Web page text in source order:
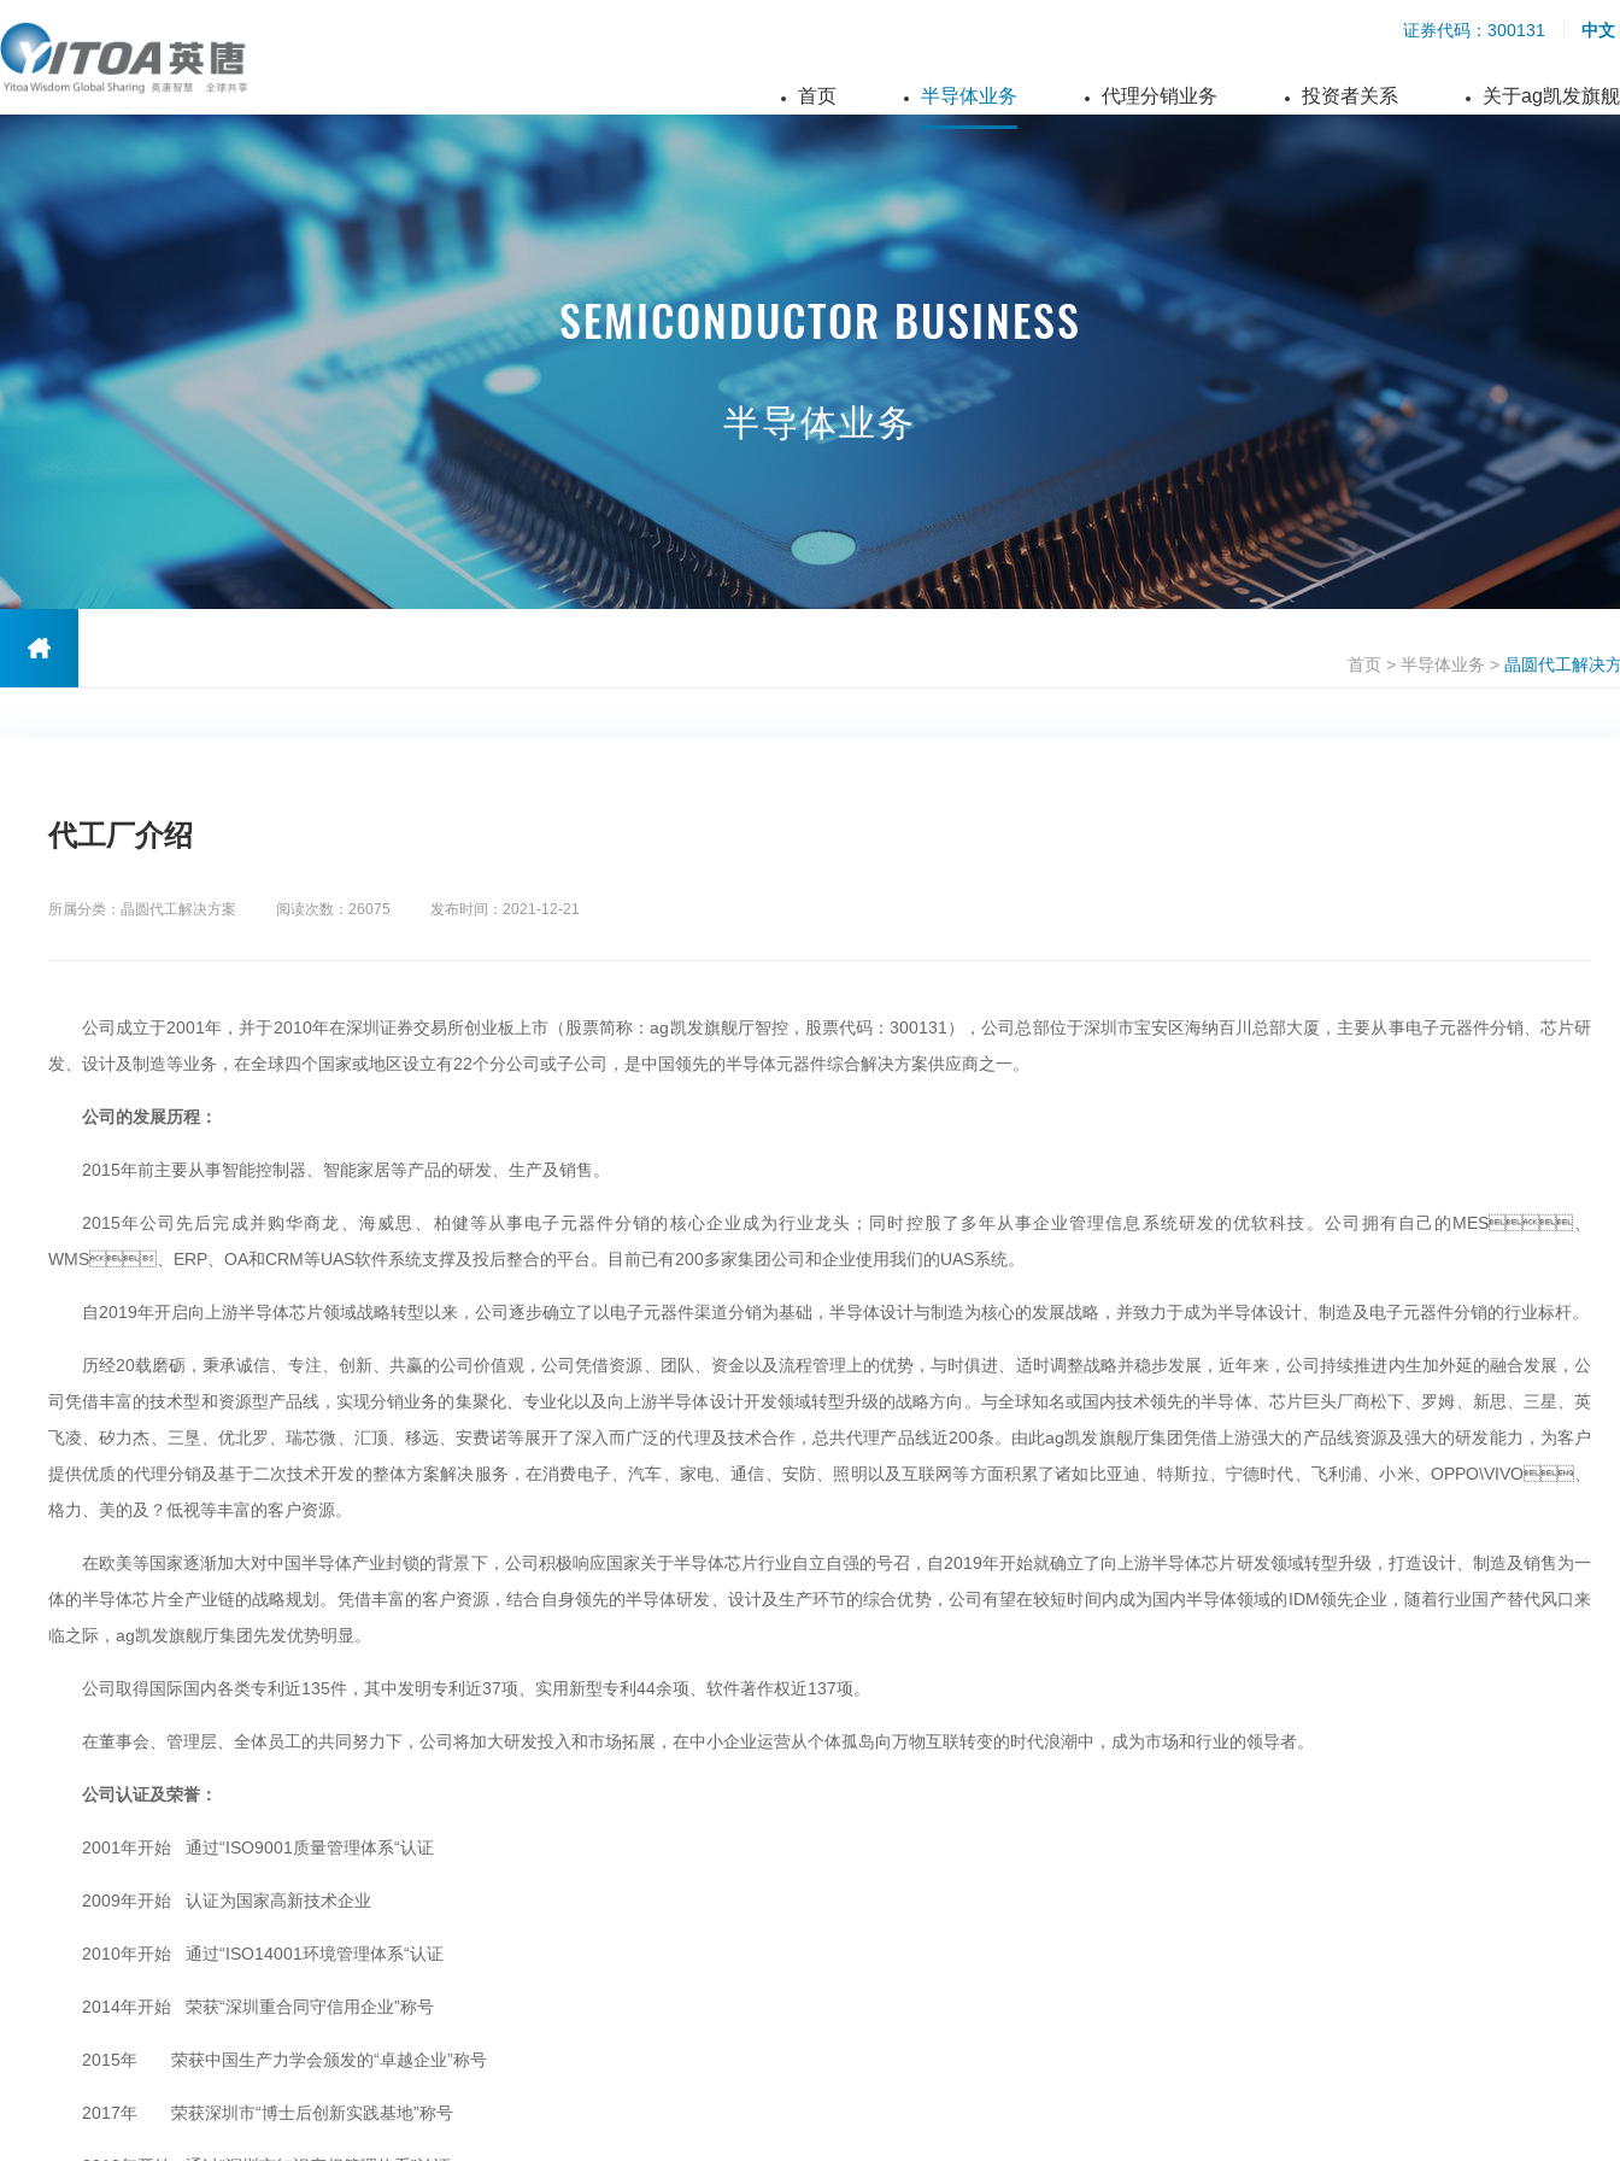
中文
证券代码：300131
首页 半导体业务 代理分销业务 投资者关系 关于ag凯发旗
SEMICONDUCTOR BUSINESS
半导体业务
首页 > 半导体业务 > 晶圆代工解决
代工厂介绍
所属分类：晶圆代工解决方案 阅读次数：26075 发布时间：2021-12-21
公司成立于2001年，并于2010年在深圳证券交易所创业板上市（股票简称：ag凯发旗舰厅智控，股票代码：300131），公司总部位于深圳市宝安区海纳百川总部大厦，主要从事电子元器件分销、芯片研
发、设计及制造等业务，在全球四个国家或地区设立有22个分公司或子公司，是中国领先的半导体元器件综合解决方案供应商之一。
公司的发展历程：
2015年前主要从事智能控制器、智能家居等产品的研发、生产及销售。
2015年公司先后完成并购华商龙、海威思、柏健等从事电子元器件分销的核心企业成为行业龙头；同时控股了多年从事企业管理信息系统研发的优软科技。公司拥有自己的MES、
WMS、ERP、OA和CRM等UAS软件系统支撑及投后整合的平台。目前已有200多家集团公司和企业使用我们的UAS系统。
自2019年开启向上游半导体芯片领域战略转型以来，公司逐步确立了以电子元器件渠道分销为基础，半导体设计与制造为核心的发展战略，并致力于成为半导体设计、制造及电子元器件分销的行业标杆。
历经20载磨砺，秉承诚信、专注、创新、共赢的公司价值观，公司凭借资源、团队、资金以及流程管理上的优势，与时俱进、适时调整战略并稳步发展，近年来，公司持续推进内生加外延的融合发展，公
司凭借丰富的技术型和资源型产品线，实现分销业务的集聚化、专业化以及向上游半导体设计开发领域转型升级的战略方向。与全球知名或国内技术领先的半导体、芯片巨头厂商松下、罗姆、新思、三星、英
飞凌、矽力杰、三垦、优北罗、瑞芯微、汇顶、移远、安费诺等展开了深入而广泛的代理及技术合作，总共代理产品线近200条。由此ag凯发旗舰厅集团凭借上游强大的产品线资源及强大的研发能力，为客户
提供优质的代理分销及基于二次技术开发的整体方案解决服务，在消费电子、汽车、家电、通信、安防、照明以及互联网等方面积累了诸如比亚迪、特斯拉、宁德时代、飞利浦、小米、OPPO\VIVO、
格力、美的及？低视等丰富的客户资源。
在欧美等国家逐渐加大对中国半导体产业封锁的背景下，公司积极响应国家关于半导体芯片行业自立自强的号召，自2019年开始就确立了向上游半导体芯片研发领域转型升级，打造设计、制造及销售为一
体的半导体芯片全产业链的战略规划。凭借丰富的客户资源，结合自身领先的半导体研发、设计及生产环节的综合优势，公司有望在较短时间内成为国内半导体领域的IDM领先企业，随着行业国产替代风口来
临之际，ag凯发旗舰厅集团先发优势明显。
公司取得国际国内各类专利近135件，其中发明专利近37项、实用新型专利44余项、软件著作权近137项。
在董事会、管理层、全体员工的共同努力下，公司将加大研发投入和市场拓展，在中小企业运营从个体孤岛向万物互联转变的时代浪潮中，成为市场和行业的领导者。
公司认证及荣誉：
2001年开始 通过“ISO9001质量管理体系“认证
2009年开始 认证为国家高新技术企业
2010年开始 通过“ISO14001环境管理体系“认证
2014年开始 荣获“深圳重合同守信用企业”称号
2015年 荣获中国生产力学会颁发的“卓越企业”称号
2017年 荣获深圳市“博士后创新实践基地”称号